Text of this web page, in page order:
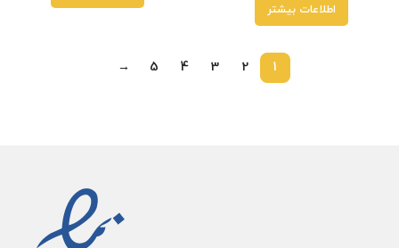
اطلاعات بیشتر
1
2
3
4
5
→